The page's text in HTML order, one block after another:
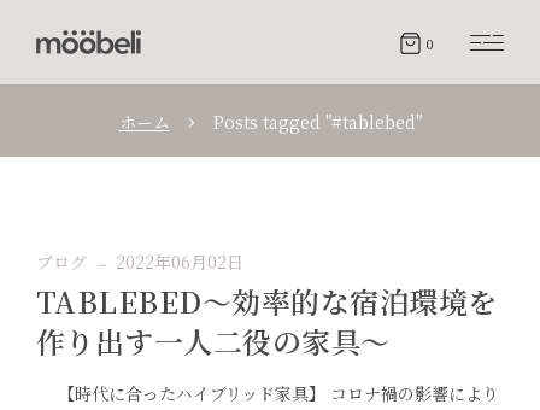
0
ホーム Posts tagged "#tablebed"
ブログ 2022年06月02日
TABLEBED〜効率的な宿泊環境を
作り出す一人二役の家具〜
【時代に合ったハイブリッド家具】 コロナ禍の影響により